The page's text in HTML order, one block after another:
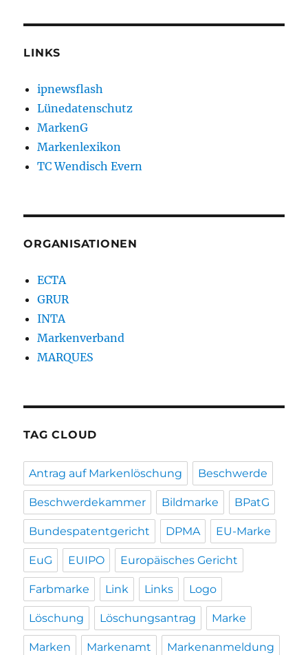
LINKS
ipnewsflash
Lünedatenschutz
MarkenG
Markenlexikon
TC Wendisch Evern
ORGANISATIONEN
ECTA
GRUR
INTA
Markenverband
MARQUES
TAG CLOUD
Antrag auf Markenlöschung Beschwerde
Beschwerdekammer Bildmarke BPatG
Bundespatentgericht DPMA EU-Marke
EuG EUIPO Europäisches Gericht
Farbmarke Link Links Logo
Löschung Löschungsantrag Marke
Marken Markenamt Markenanmeldung